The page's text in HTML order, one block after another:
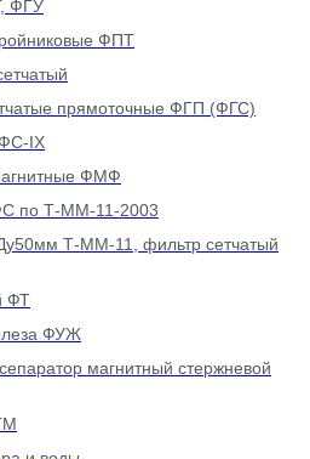
ФГУ
ФПТ
прямоточные ФГП (ФГС)
IX
ФМФ
по Т-ММ-11-2003
Т-ММ-11, фильтр сетчатый
ФТ
ФУЖ
магнитный стержневой